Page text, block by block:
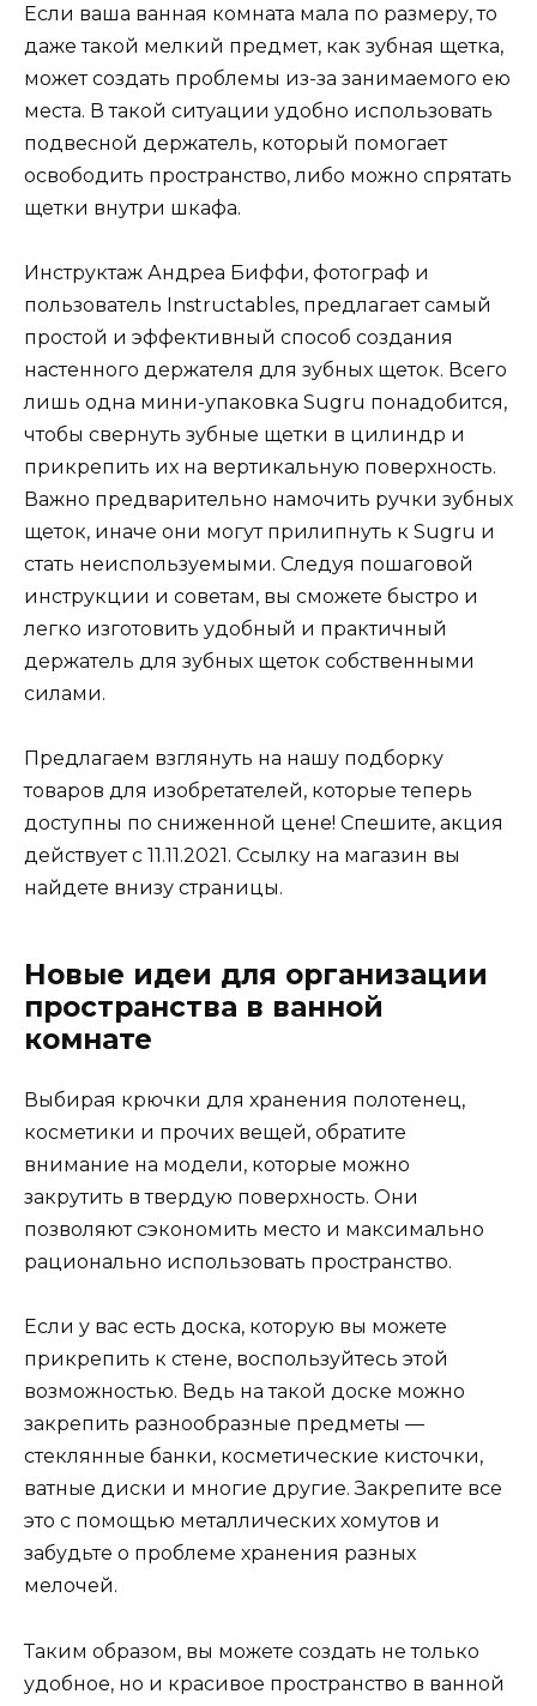
Если ваша ванная комната мала по размеру, то
даже такой мелкий предмет, как зубная щетка,
может создать проблемы из-за занимаемого ею
места. В такой ситуации удобно использовать
подвесной держатель, который помогает
освободить пространство, либо можно спрятать
щетки внутри шкафа.
Инструктаж Андреа Биффи, фотограф и
пользователь Instructables, предлагает самый
простой и эффективный способ создания
настенного держателя для зубных щеток. Всего
лишь одна мини-упаковка Sugru понадобится,
чтобы свернуть зубные щетки в цилиндр и
прикрепить их на вертикальную поверхность.
Важно предварительно намочить ручки зубных
щеток, иначе они могут прилипнуть к Sugru и
стать неиспользуемыми. Следуя пошаговой
инструкции и советам, вы сможете быстро и
легко изготовить удобный и практичный
держатель для зубных щеток собственными
силами.
Предлагаем взглянуть на нашу подборку
товаров для изобретателей, которые теперь
доступны по сниженной цене! Спешите, акция
действует с 11.11.2021. Ссылку на магазин вы
найдете внизу страницы.
Новые идеи для организации
пространства в ванной
комнате
Выбирая крючки для хранения полотенец,
косметики и прочих вещей, обратите
внимание на модели, которые можно
закрутить в твердую поверхность. Они
позволяют сэкономить место и максимально
рационально использовать пространство.
Если у вас есть доска, которую вы можете
прикрепить к стене, воспользуйтесь этой
возможностью. Ведь на такой доске можно
закрепить разнообразные предметы —
стеклянные банки, косметические кисточки,
ватные диски и многие другие. Закрепите все
это с помощью металлических хомутов и
забудьте о проблеме хранения разных
мелочей.
Таким образом, вы можете создать не только
удобное, но и красивое пространство в ванной